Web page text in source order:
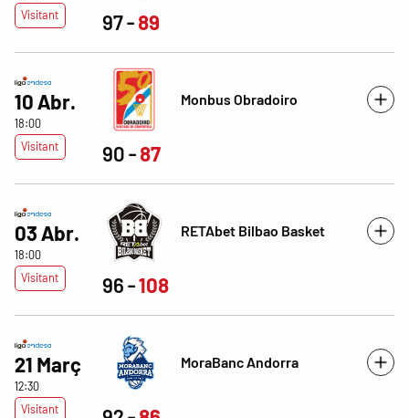
Visitant
97 89
10 Abr.
18:00
Visitant
Monbus Obradoiro
90 87
03 Abr.
18:00
Visitant
RETAbet Bilbao Basket
96 108
21 Març
12:30
Visitant
MoraBanc Andorra